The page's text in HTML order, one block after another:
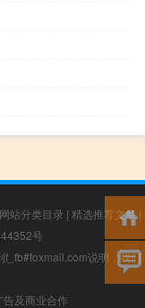
网站分类目录 | 精选推荐文章|
号
f_fb#foxmail.com说明，我们
及商业合作